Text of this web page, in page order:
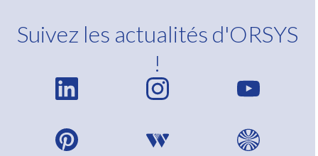
Suivez les actualités d'ORSYS
!